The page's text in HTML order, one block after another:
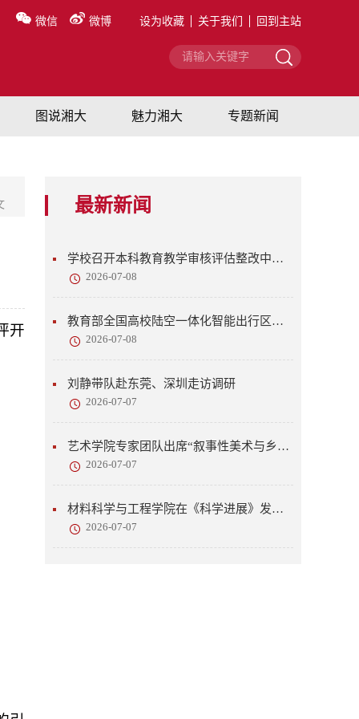
微信 微博 设为收藏 关于我们 回到主站
图说湘大 魅力湘大 专题新闻
最新新闻
学校召开本科教育教学审核评估整改中期检查工作会议
2026-07-08
教育部全国高校陆空一体化智能出行区域技术转移转化中心来校调研交流
2026-07-08
刘静带队赴东莞、深圳走访调研
2026-07-07
艺术学院专家团队出席“叙事性美术与乡村美育”研讨会
2026-07-07
材料科学与工程学院在《科学进展》发表研究成果
2026-07-07
开